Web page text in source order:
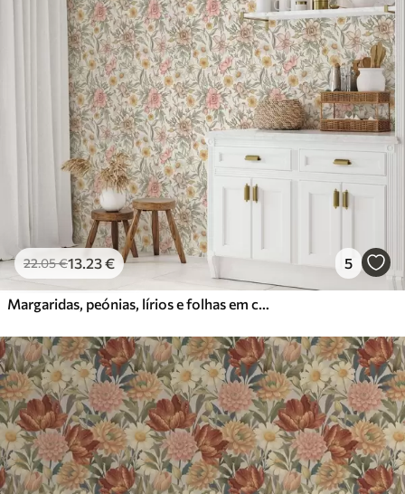
22.05€13.23€ 5
Margaridas, peónias, lírios e folhas em cores delicadas